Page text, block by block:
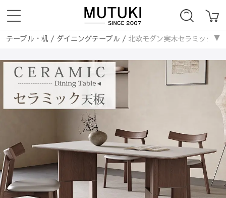
テーブル・机 / ダイニングテーブル / 北欧モダン実木セラミック天